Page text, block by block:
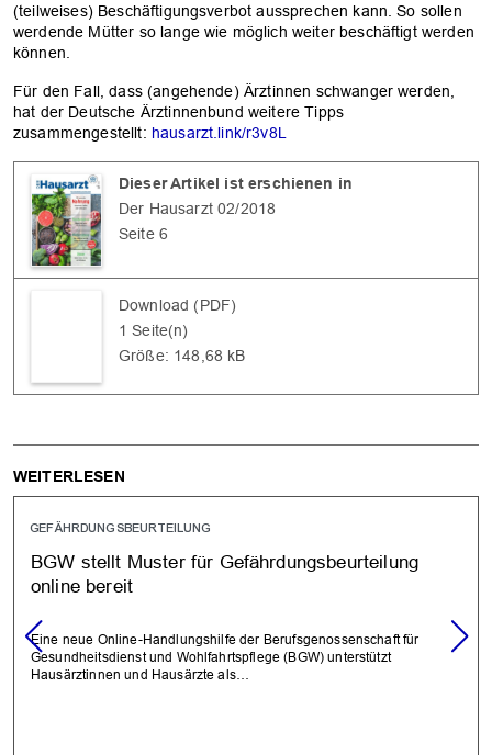
OK
(teilweises) Beschäftigungsverbot aussprechen kann. So sollen
werdende Mütter so lange wie möglich weiter beschäftigt werden
können.
Für den Fall, dass (angehende) Ärztinnen schwanger werden,
hat der Deutsche Ärztinnenbund weitere Tipps
zusammengestellt: hausarzt.link/r3v8L
Dieser Artikel ist erschienen in
Der Hausarzt 02/2018
Seite 6
Download (PDF)
1 Seite(n)
Größe: 148,68 kB
WEITERLESEN
GEFÄHRDUNGSBEURTEILUNG
BGW stellt Muster für Gefährdungsbeurteilung
online bereit
Eine neue Online-Handlungshilfe der Berufsgenossenschaft für
Gesundheitsdienst und Wohlfahrtspflege (BGW) unterstützt
Hausärztinnen und Hausärzte als…